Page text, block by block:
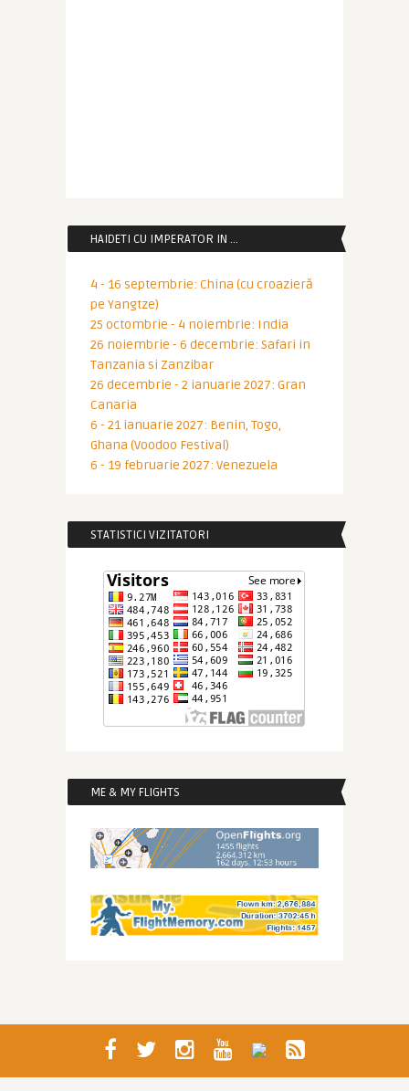
HAIDETI CU IMPERATOR IN …
4 - 16 septembrie: China (cu croazieră
pe Yangtze)
25 octombrie - 4 noiembrie: India
26 noiembrie - 6 decembrie: Safari in
Tanzania si Zanzibar
26 decembrie - 2 ianuarie 2027: Gran
Canaria
6 - 21 ianuarie 2027: Benin, Togo,
Ghana (Voodoo Festival)
6 - 19 februarie 2027: Venezuela
STATISTICI VIZITATORI
ME & MY FLIGHTS